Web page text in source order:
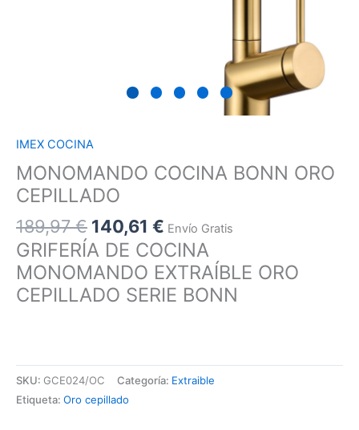
IMEX COCINA
MONOMANDO COCINA BONN ORO
CEPILLADO
189,97€ 140,61 € Envío Gratis
GRIFERÍA DE COCINA
MONOMANDO EXTRAÍBLE ORO
CEPILLADO SERIE BONN
SKU: GCE024/OC Categoría: Extraible
Etiqueta: Oro cepillado